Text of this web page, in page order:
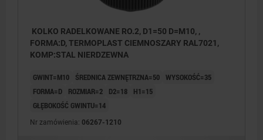
KOLKO RADELKOWANE RO.2, D1=50 D=M10, ,
FORMA:D, TERMOPLAST CIEMNOSZARY RAL7021,
KOMP:STAL NIERDZEWNA
GWINT=M10 ŚREDNICA ZEWNĘTRZNA=50 WYSOKOŚĆ=35
FORMA=D
ROZMIAR=2 D2=18
H1=15
GŁĘBOKOŚĆ GWINTU=14
Nr zamówienia: 06267-1210